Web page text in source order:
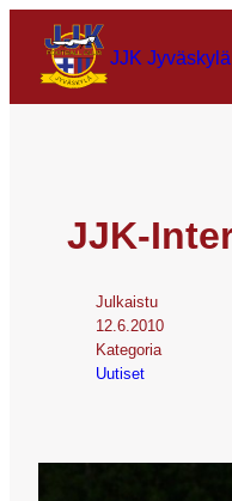
JJK Jyväskylä
JJK-
Julkaistu
12.6.2010
Kategoria
Uutiset